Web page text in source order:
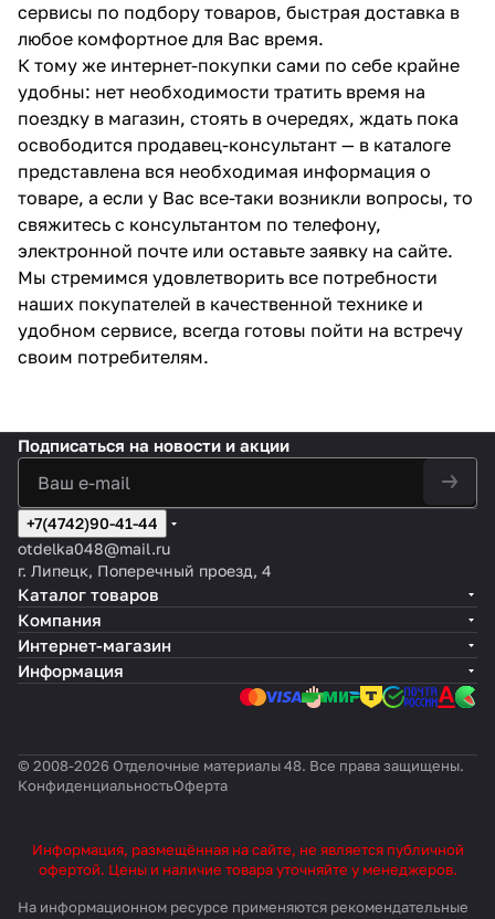
сервисы по подбору товаров, быстрая доставка в
любое комфортное для Вас время.
К тому же интернет-покупки сами по себе крайне
удобны: нет необходимости тратить время на
поездку в магазин, стоять в очередях, ждать пока
освободится продавец-консультант — в каталоге
представлена вся необходимая информация о
товаре, а если у Вас все-таки возникли вопросы, то
свяжитесь с консультантом по телефону,
электронной почте или оставьте заявку на сайте.
Мы стремимся удовлетворить все потребности
наших покупателей в качественной технике и
удобном сервисе, всегда готовы пойти на встречу
своим потребителям.
Подписаться на новости и акции
+7(4742)90-41-44
otdelka048@mail.ru
г. Липецк, Поперечный проезд, 4
Каталог товаров
Компания
Интернет-магазин
Информация
© 2008-2026 Отделочные материалы 48. Все права защищены.
КонфиденциальностьОферта
Информация, размещённая на сайте, не является публичной
офертой. Цены и наличие товара уточняйте у менеджеров.
На информационном ресурсе применяются рекомендательные